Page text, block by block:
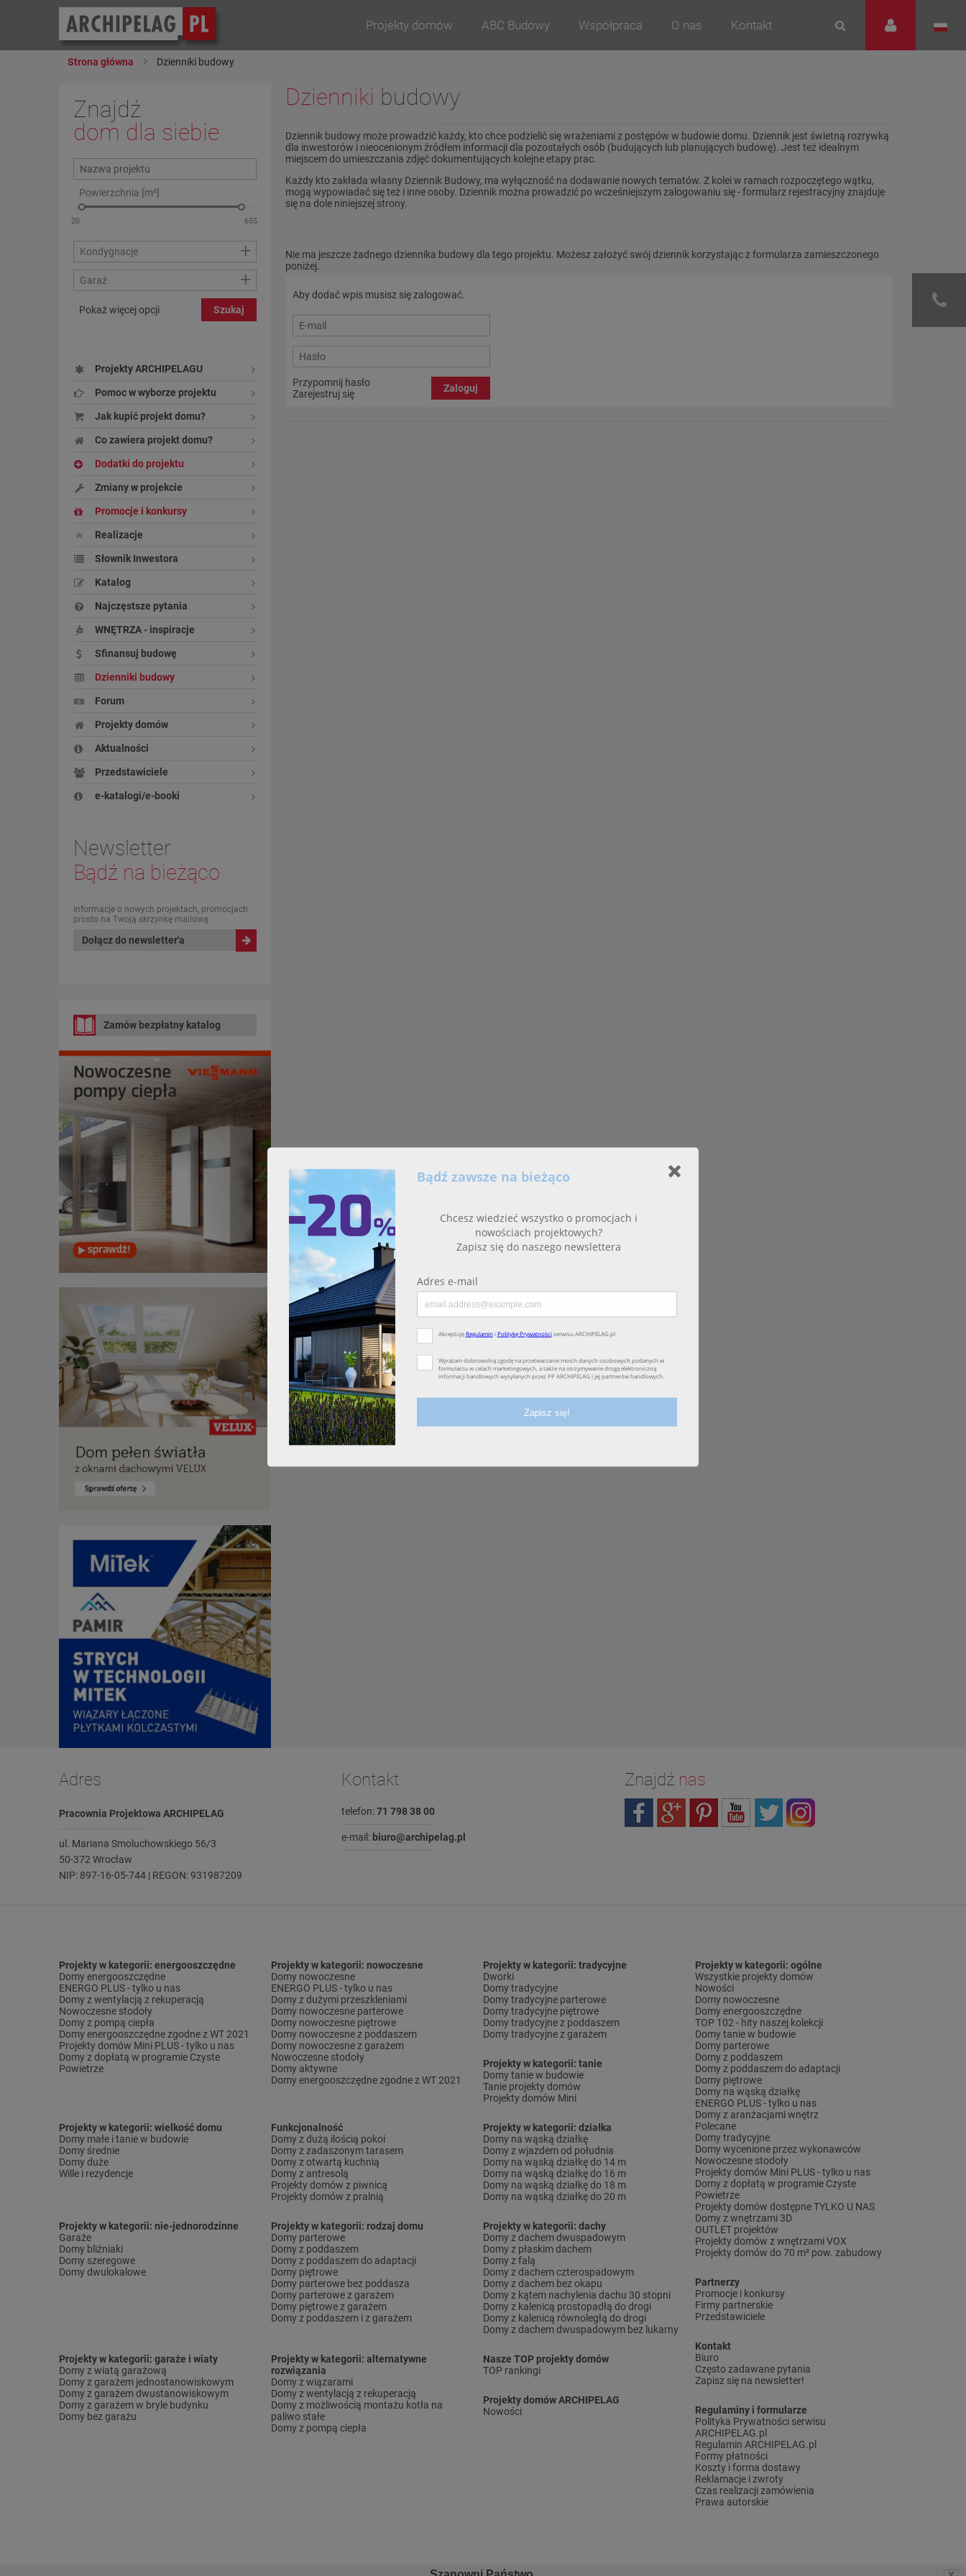
Projekty domów ABC Budowy Współpraca O nas Kontakt
Strona główna Dzienniki budowy
Znajdź
dom dla siebie
Powierzchnia [m²]
Kondygnacje +
Garaż +
Szukaj
Pokaż więcej opcji
Projekty ARCHIPELAGU
Pomoc w wyborze projektu
Jak kupić projekt domu?
Co zawiera projekt domu?
Dodatki do projektu
Zmiany w projekcie
Promocje i konkursy
Realizacje
Słownik Inwestora
Katalog
Najczęstsze pytania
WNĘTRZA - inspiracje
Sfinansuj budowę
Dzienniki budowy
Forum
Projekty domów
Aktualności
Przedstawiciele
e-katalogi/e-booki
Newsletter
Bądź na bieżąco
Informacje o nowych projektach, promocjach
prosto na Twoją skrzynkę mailową.
Dołącz do newsletter'a
Zamów bezpłatny katalog
Dzienniki budowy
Dziennik budowy może prowadzić każdy, kto chce podzielić się wrażeniami z postępów w budowie domu. Dziennik jest świetną rozrywką
dla inwestorów i nieocenionym źródłem informacji dla pozostałych osób (budujących lub planujących budowę). Jest też idealnym
miejscem do umieszczania zdjęć dokumentujących kolejne etapy prac.
Każdy kto zakłada własny Dziennik Budowy, ma wyłączność na dodawanie nowych tematów. Z kolei w ramach rozpoczętego wątku,
mogą wypowiadać się też i inne osoby. Dziennik można prowadzić po wcześniejszym zalogowaniu się - formularz rejestracyjny znajduje
się na dole niniejszej strony.
Nie ma jeszcze żadnego dziennika budowy dla tego projektu. Możesz założyć swój dziennik korzystając z formularza zamieszczonego
poniżej.
Aby dodać wpis musisz się zalogować.
Zaloguj
Przypomnij hasło
Zarejestruj się
Adres
Pracownia Projektowa ARCHIPELAG
ul. Mariana Smoluchowskiego 56/3
50-372 Wrocław
NIP: 897-16-05-744 | REGON: 931987209
Kontakt
telefon: 71 798 38 00
e-mail: biuro@archipelag.pl
Znajdź nas
Projekty w kategorii: energooszczędne
Domy energooszczędne
ENERGO PLUS - tylko u nas
Domy z wentylacją z rekuperacją
Nowoczesne stodoły
Domy z pompą ciepła
Domy energooszczędne zgodne z WT 2021
Projekty domów Mini PLUS - tylko u nas
Domy z dopłatą w programie Czyste
Powietrze
Projekty w kategorii: nowoczesne
Domy nowoczesne
ENERGO PLUS - tylko u nas
Domy z dużymi przeszkleniami
Domy nowoczesne parterowe
Domy nowoczesne piętrowe
Domy nowoczesne z poddaszem
Domy nowoczesne z garażem
Nowoczesne stodoły
Domy aktywne
Domy energooszczędne zgodne z WT 2021
Projekty w kategorii: tradycyjne
Dworki
Domy tradycyjne
Domy tradycyjne parterowe
Domy tradycyjne piętrowe
Domy tradycyjne z poddaszem
Domy tradycyjne z garażem
Projekty w kategorii: tanie
Domy tanie w budowie
Tanie projekty domów
Projekty domów Mini
Projekty w kategorii: wielkość domu
Domy małe i tanie w budowie
Domy średnie
Domy duże
Wille i rezydencje
Funkcjonalność
Domy z dużą ilością pokoi
Domy z zadaszonym tarasem
Domy z otwartą kuchnią
Domy z antresolą
Projekty domów z piwnicą
Projekty domów z pralnią
Projekty w kategorii: działka
Domy na wąską działkę
Domy z wjazdem od południa
Domy na wąską działkę do 14 m
Domy na wąską działkę do 16 m
Domy na wąską działkę do 18 m
Domy na wąską działkę do 20 m
Projekty w kategorii: nie-jednorodzinne
Garaże
Domy bliźniaki
Domy szeregowe
Domy dwulokalowe
Projekty w kategorii: rodzaj domu
Domy parterowe
Domy z poddaszem
Domy z poddaszem do adaptacji
Domy piętrowe
Domy parterowe bez poddasza
Domy parterowe z garażem
Domy piętrowe z garażem
Domy z poddaszem i z garażem
Projekty w kategorii: dachy
Domy z dachem dwuspadowym
Domy z płaskim dachem
Domy z falą
Domy z dachem czterospadowym
Domy z dachem bez okapu
Domy z kątem nachylenia dachu 30 stopni
Domy z kalenicą prostopadłą do drogi
Domy z kalenicą równoległą do drogi
Domy z dachem dwuspadowym bez lukarny
Projekty w kategorii: garaże i wiaty
Domy z wiatą garażową
Domy z garażem jednostanowiskowym
Domy z garażem dwustanowiskowym
Domy z garażem w bryle budynku
Domy bez garażu
Projekty w kategorii: alternatywne
rozwiązania
Domy z wiązarami
Domy z wentylacją z rekuperacją
Domy z możliwością montażu kotła na
paliwo stałe
Domy z pompą ciepła
Nasze TOP projekty domów
TOP rankingi
Projekty domów ARCHIPELAG
Nowości
Projekty w kategorii: ogólne
Wszystkie projekty domów
Nowości
Domy nowoczesne
Domy energooszczędne
TOP 102 - hity naszej kolekcji
Domy tanie w budowie
Domy parterowe
Domy z poddaszem
Domy z poddaszem do adaptacji
Domy piętrowe
Domy na wąską działkę
ENERGO PLUS - tylko u nas
Domy z aranżacjami wnętrz
Polecane
Domy tradycyjne
Domy wycenione przez wykonawców
Nowoczesne stodoły
Projekty domów Mini PLUS - tylko u nas
Domy z dopłatą w programie Czyste
Powietrze
Projekty domów dostępne TYLKO U NAS
Domy z wnętrzami 3D
OUTLET projektów
Projekty domów z wnętrzami VOX
Projekty domów do 70 m² pow. zabudowy
Partnerzy
Promocje i konkursy
Firmy partnerskie
Przedstawiciele
Kontakt
Biuro
Często zadawane pytania
Zapisz się na newsletter!
Regulaminy i formularze
Polityka Prywatności serwisu
ARCHIPELAG.pl
Regulamin ARCHIPELAG.pl
Formy płatności
Koszty i forma dostawy
Reklamacje i zwroty
Czas realizacji zamówienia
Prawa autorskie